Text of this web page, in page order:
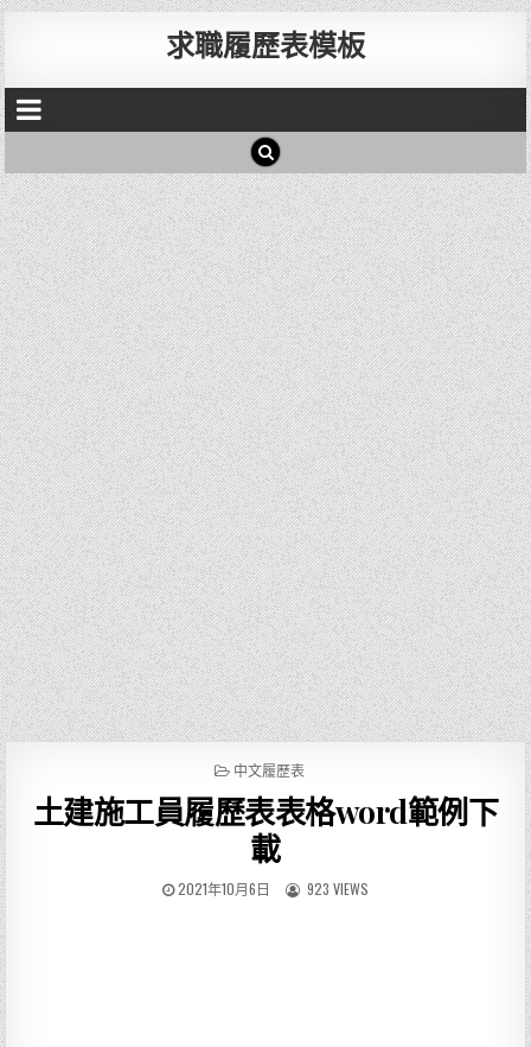
求職履歷表模板
P
S
T
I
中文履歷表
土建施工員履歷表表格word範例下
載
2021年10月6日 923 VIEWS